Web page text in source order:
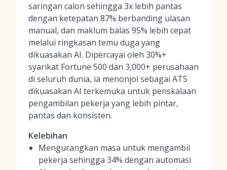
saringan calon sehingga 3x lebih pantas
dengan ketepatan 87% berbanding ulasan
manual, dan maklum balas 95% lebih cepat
melalui ringkasan temu duga yang
dikuasakan AI. Dipercayai oleh 30%+
syarikat Fortune 500 dan 3,000+ perusahaan
di seluruh dunia, ia menonjol sebagai ATS
dikuasakan AI terkemuka untuk penskalaan
pengambilan pekerja yang lebih pintar,
pantas dan konsisten.
Kelebihan
Mengurangkan masa untuk mengambil
pekerja sehingga 34% dengan automasi